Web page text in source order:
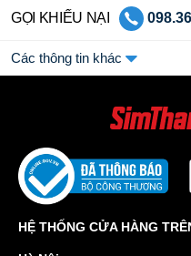
GỌI KHIẾU NẠI
Các thông tin khác
HỆ THỐNG CỬA HÀNG